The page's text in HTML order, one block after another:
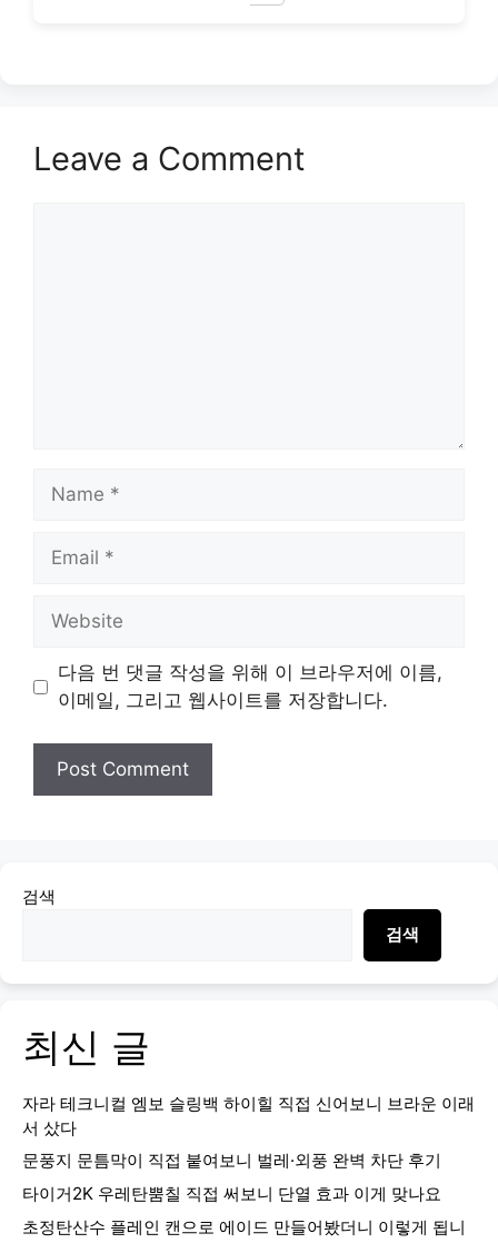
Leave a Comment
Name
Email
Website
다음 번 댓글 작성을 위해 이 브라우저에 이름,
이메일, 그리고 웹사이트를 저장합니다.
검색
검색
최신 글
자라 테크니컬 엠보 슬링백 하이힐 직접 신어보니 브라운 이래
서 샀다
문풍지 문틈막이 직접 붙여보니 벌레·외풍 완벽 차단 후기
타이거2K 우레탄뿜칠 직접 써보니 단열 효과 이게 맞나요
초정탄산수 플레인 캔으로 에이드 만들어봤더니 이렇게 됩니